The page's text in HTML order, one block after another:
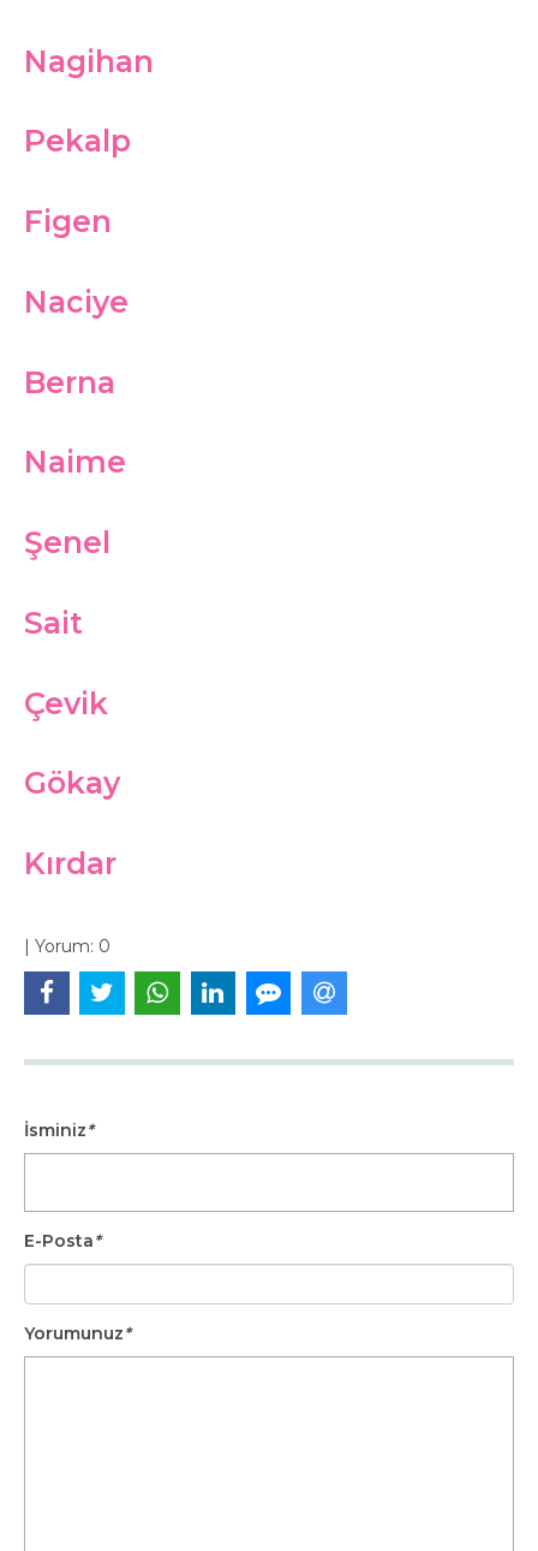
Nagihan
Pekalp
Figen
Naciye
Berna
Naime
Şenel
Sait
Çevik
Gökay
Kırdar
| Yorum: 0
İsminiz*
E-Posta*
Yorumunuz*